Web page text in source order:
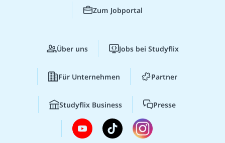
Zum Jobportal
Über uns Jobs bei Studyflix
Für Unternehmen Partner
Studyflix Business Presse